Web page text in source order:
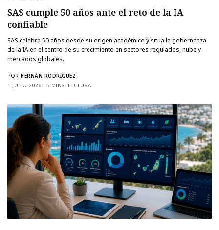
SAS cumple 50 años ante el reto de la IA
confiable
SAS celebra 50 años desde su origen académico y sitúa la gobernanza
de la IA en el centro de su crecimiento en sectores regulados, nube y
mercados globales.
POR HERNÁN RODRÍGUEZ
1 JULIO 2026
5 MINS. LECTURA